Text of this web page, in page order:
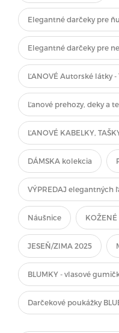
Elegantné darčeky pre
Elegantné darčeky pre
ĽANOVÉ Autorské látky -
Ľanové prehozy, deky a
ĽANOVÉ KABELKY,
DÁMSKA kolekcia
VÝPREDAJ elegantných
Náušnice KOŽENÉ
JESEŇ/ZIMA 2025
BLUMKY - vlasové
Darčekové poukážky